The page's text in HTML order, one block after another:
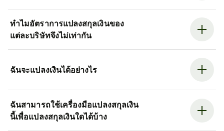
ทำไมอัตราการแปลงสกุลเงินของ
แต่ละบริษัทจึงไม่เท่ากัน
ฉันจะแปลงเงินได้อย่างไร
ฉันสามารถใช้เครื่องมือแปลงสกุลเงิน
นี้เพื่อแปลงสกุลเงินใดได้บ้าง